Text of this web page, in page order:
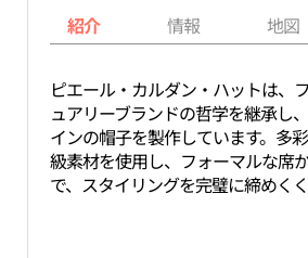
紹介 情報 地図
ピエール・カルダン・ハットは、
ュアリーブランドの哲学を継承し
インの帽子を製作しています。多
級素材を使用し、フォーマルな席
で、スタイリングを完璧に締めくく